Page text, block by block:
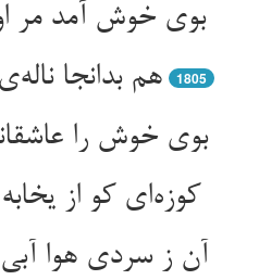
بوی خوش آمد مر
هم بدانجا
1805
بوی خوش را
کوزه‌ای کو از
آن ز سردی هوا